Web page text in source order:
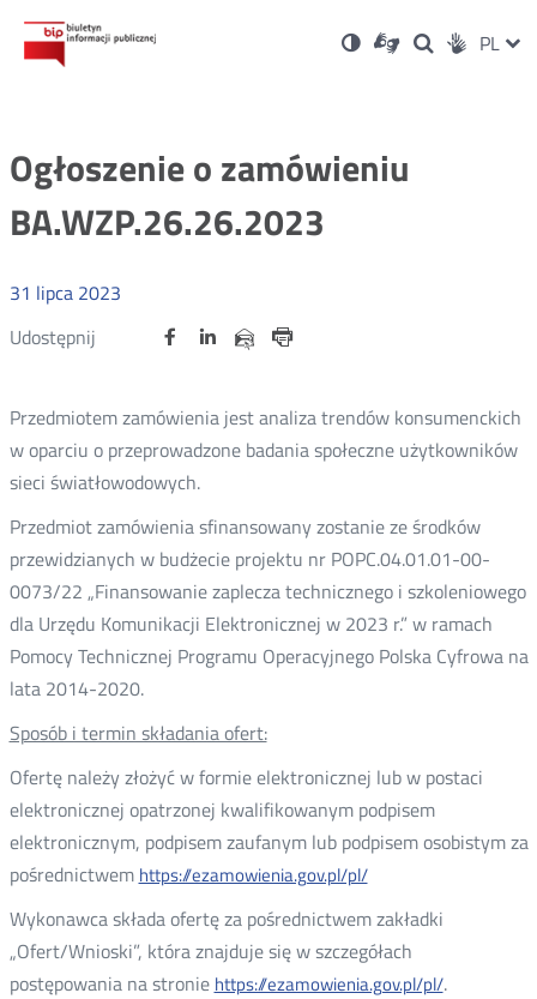
Ustawienia
Wersja
kontrastowa
Dla
niesłyszących
OtwórzOtwórz
w
Otwórz
w
Social PL
Ogłoszenie o zamówieniu
BA.WZP.26.26.2023
31 lipca 2023
Udostępnij
Udostępnij
Otwórz Udostępnij
na
OtwórzUdostępnij
na
OtwórzUdostępnij
przez
Przedmiotem zamówienia jest analiza trendów konsumenckich
w oparciu o przeprowadzone badania społeczne użytkowników
sieci światłowodowych.
Przedmiot zamówienia sfinansowany zostanie ze środków
przewidzianych w budżecie projektu nr POPC.04.01.01-00-
0073/22 „Finansowanie zaplecza technicznego i szkoleniowego
dla Urzędu Komunikacji Elektronicznej w 2023 r.” w ramach
Pomocy Technicznej Programu Operacyjnego Polska Cyfrowa na
lata 2014-2020.
Sposób i termin składania ofert:
Ofertę należy złożyć w formie elektronicznej lub w postaci
elektronicznej opatrzonej kwalifikowanym podpisem
elektronicznym, podpisem zaufanym lub podpisem osobistym za
pośrednictwem https://ezamowienia.gov.pl/pl/
Wykonawca składa ofertę za pośrednictwem zakładki
„Ofert/Wnioski”, która znajduje się w szczegółach
postępowania na stronie https://ezamowienia.gov.pl/pl/.